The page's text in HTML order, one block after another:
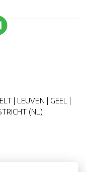
| LEUVEN | GEEL |
(NL)